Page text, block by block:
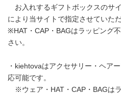
お入れするギフトボックスのサ
により当サイトで指定させていただ
※HAT・CAP・BAGはラッピング
さい。
・kiehtovaはアクセサリー・ヘア
応可能です。
※ウェア・HAT・CAP・BAGは